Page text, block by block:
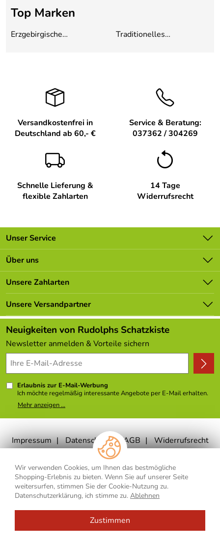
Wir verwenden Cookies, um Ihnen das bestmögliche
Shopping-Erlebnis zu bieten. Wenn Sie auf unserer Seite
weitersurfen, stimmen Sie der Cookie-Nutzung zu.
Datenschutzerklärung, ich stimme zu. Ablehnen
Zustimmen
Top Marken
Erzgebirgische
Traditionelles
Versandkostenfrei in
Deutschland ab 60,- €
Service & Beratung:
037362 / 304269
Schnelle Lieferung &
flexible Zahlarten
14 Tage
Widerrufsrecht
Unser Service
Kontakt
Batterieverordnung
Newsletter
Lieferbedingungen
Kundenlogin
Über uns
Unsere Bestseller
Marken
Neu
Angebote
Kundenbewertungen (308)
4,9/5*****
Unsere Zahlarten
Unsere Versandpartner
Neuigkeiten von Rudolphs Schatzkiste
Newsletter anmelden & Vorteile sichern
Erlaubnis zur E-Mail-Werbung
Ich möchte regelmäßig interessante Angebote per E-Mail erhalten.
Meine E-Mail-Adresse wird nicht an andere Unternehmen
weitergegeben. Zu statistischen Zwecken wird in anonymer Form
Einwilligung zur Nutzung meiner E-Mail- Adresse für Werbezwecke
kann ich jederzeit mit Wirkung für die Zukunft widerrufen, indem ich
den Link "Abmelden" am Ende des Newsletters anklicke oder die
Option Newsletter im Mitgliederbereich deaktiviere. Die
habe ich zur Kenntnis genommen.
Mehr anzeigen ...
Impressum Datenschutz AGB
Widerrufsrecht
Widerrufsformular
** Gilt für Lieferungen nach Deutschland. Lieferzeiten für andere Länder